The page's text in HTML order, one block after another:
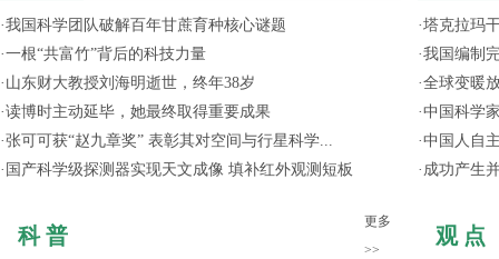
·我国科学团队破解百年甘蔗育种核心谜题
·一根“共富竹”背后的科技力量
· 山东财大教授刘海明逝世，终年38岁
·读博时主动延毕，她最终取得重要成果
·张可可获“赵九章奖” 表彰其对空间与行星科学...
· 国产科学级探测器实现天文成像 填补红外观测短板
科 普
更多
>>
·塔克拉玛
·我国编制
·全球变暖
·中国科学
·中国人自
· 成功产生
观 点